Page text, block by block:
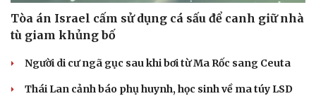
Tòa án Israel cấm sử dụng cá sấu để canh giữ nhà
tù giam khủng bố
Người di cư ngã gục sau khi bơi từ Ma Rốc sang Ceuta
Thái Lan cảnh báo phụ huynh, học sinh về ma túy LSD